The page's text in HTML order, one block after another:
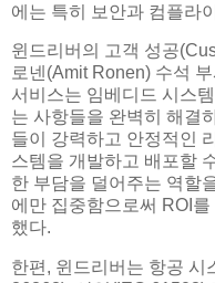
에는 특히 보안과 컴플라
윈드리버의 고객 성공
로넨(Amit Ronen) 수석
서비스는 임베디드 시스
는 사항들을 완벽히 해결
들이 강력하고 안정적인
스템을 개발하고 배포할
한 부담을 덜어주는 역할
에만 집중함으로써 ROI
했다.
한편, 윈드리버는 항공 시